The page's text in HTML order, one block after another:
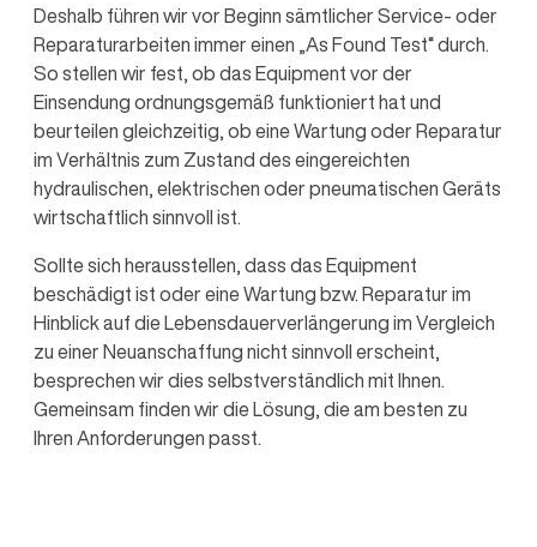
Deshalb führen wir vor Beginn sämtlicher Service- oder
Reparaturarbeiten immer einen „As Found Test“ durch.
So stellen wir fest, ob das Equipment vor der
Einsendung ordnungsgemäß funktioniert hat und
beurteilen gleichzeitig, ob eine Wartung oder Reparatur
im Verhältnis zum Zustand des eingereichten
hydraulischen, elektrischen oder pneumatischen Geräts
wirtschaftlich sinnvoll ist.
Sollte sich herausstellen, dass das Equipment
beschädigt ist oder eine Wartung bzw. Reparatur im
Hinblick auf die Lebensdauerverlängerung im Vergleich
zu einer Neuanschaffung nicht sinnvoll erscheint,
besprechen wir dies selbstverständlich mit Ihnen.
Gemeinsam finden wir die Lösung, die am besten zu
Ihren Anforderungen passt.